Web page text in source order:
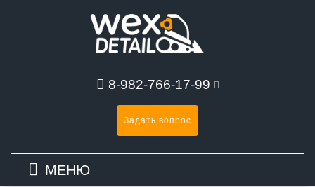
8-982-766-17-99
Задать вопрос
МЕНЮ